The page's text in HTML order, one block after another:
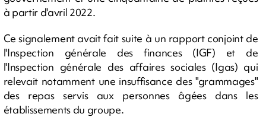
à partir d'avril 2022.
Ce signalement avait fait suite à un rapport conjoint de
l'Inspection générale des finances (IGF) et de
l'Inspection générale des affaires sociales (Igas) qui
relevait notamment une insuffisance des "grammages"
des repas servis aux personnes âgées dans les
établissements du groupe.